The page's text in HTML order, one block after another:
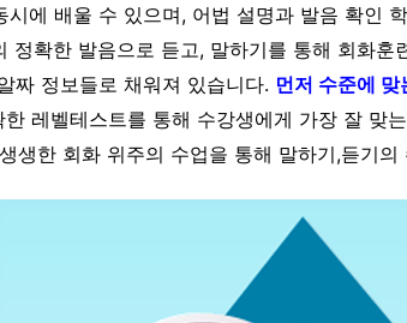
시에 배울 수 있으며, 어법 설명과 발음 확인
정확한 발음으로 듣고, 말하기를 통해 회화
짜 정보들로 채워져 있습니다. 먼저 수준에
한 레벨테스트를 통해 수강생에게 가장 잘 맞
생한 회화 위주의 수업을 통해 말하기,듣기